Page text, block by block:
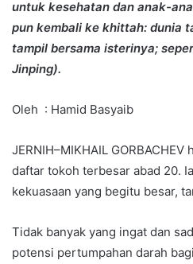
untuk kesehatan dan anak-
pun kembali ke khittah: dunia
tampil bersama isterinya;
Jinping).
Oleh : Hamid Basyaib
JERNIH–MIKHAIL
daftar tokoh terbesar abad 20.
kekuasaan yang begitu besar,
Tidak banyak yang ingat dan
potensi pertumpahan darah